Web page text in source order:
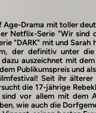
Age-Drama mit toller
Netflix-Serie "Wir sind
"DARK" mit und
der definitiv unter
auszeichnet mit
Publikumspreis und
Seit ihr
die 17-jährige
vor allem mit dem
wie auch die